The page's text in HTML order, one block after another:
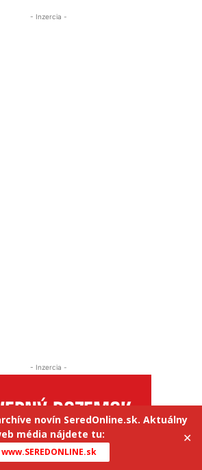
novín SeredOnline.sk. Aktuálny
média nájdete tu:
www.SEREDONLINE.sk
✕
- Inzercia -
- Inzercia -